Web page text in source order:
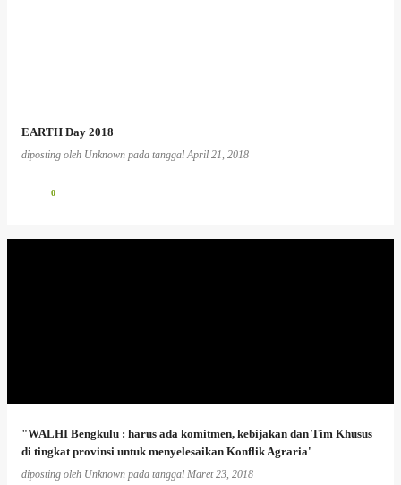
EARTH Day 2018
diposting oleh Unknown pada tanggalApril 21, 2018
0
"WALHI Bengkulu : harus ada komitmen, kebijakan dan Tim Khusus
di tingkat provinsi untuk menyelesaikan Konflik Agraria'
diposting oleh Unknown pada tanggal Maret 23, 2018